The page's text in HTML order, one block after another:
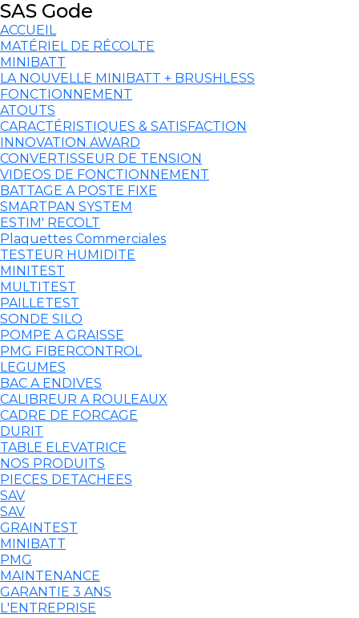
SAS Gode
ACCUEIL
MATÉRIEL DE RÉCOLTE
MINIBATT
LA NOUVELLE MINIBATT + BRUSHLESS
FONCTIONNEMENT
ATOUTS
CARACTÉRISTIQUES & SATISFACTION
INNOVATION AWARD
CONVERTISSEUR DE TENSION
VIDEOS DE FONCTIONNEMENT
BATTAGE A POSTE FIXE
SMARTPAN SYSTEM
ESTIM' RECOLT
Plaquettes Commerciales
TESTEUR HUMIDITE
MINITEST
MULTITEST
PAILLETEST
SONDE SILO
POMPE A GRAISSE
PMG FIBERCONTROL
LEGUMES
BAC A ENDIVES
CALIBREUR A ROULEAUX
CADRE DE FORCAGE
DURIT
TABLE ELEVATRICE
NOS PRODUITS
PIECES DETACHEES
SAV
SAV
GRAINTEST
MINIBATT
PMG
MAINTENANCE
GARANTIE 3 ANS
L'ENTREPRISE